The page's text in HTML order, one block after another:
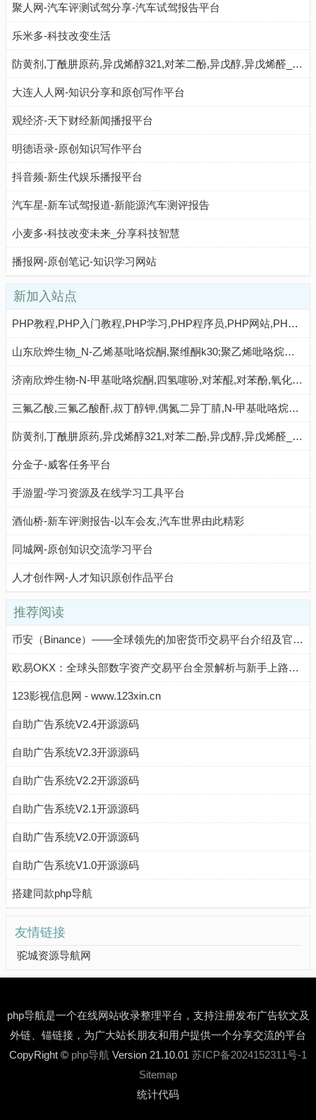
聚人网-汽车评测试驾分享-汽车试驾报告平台
乐米多-科技改变生活
防黄剂,丁酰肼原药,异戊烯醇321,对苯二酚,异戊醇,异戊烯醛_济南欣欣化工
大连人人网-知识分享和原创写作平台
观经济-天下财经新闻播报平台
明德语录-原创知识写作平台
抖音频-新生代娱乐播报平台
汽车星-新车试驾报道-新能源汽车测评报告
小麦多-科技改变未来_分享科技智慧
播报网-原创笔记-知识学习网站
新加入站点
PHP教程,PHP入门教程,PHP学习,PHP程序员,PHP网站,PHP视频教程,Mysql教程,CMS教程,PHP粉丝网 - PHP粉丝网
山东欣烨生物_N-乙烯基吡咯烷酮,聚维酮k30;聚乙烯吡咯烷酮,对苯二酚,乙醇钠,丁酰肼原药,固体甲醇钠
济南欣烨生物-N-甲基吡咯烷酮,四氢噻吩,对苯醌,对苯酚,氧化苯乙烯,间苯甲醚,环戊酮
三氟乙酸,三氟乙酸酐,叔丁醇钾,偶氮二异丁腈,N-甲基吡咯烷酮,二甲基二硫醚,异丁酸,对氯苯酚_山东欣烨化工
防黄剂,丁酰肼原药,异戊烯醇321,对苯二酚,异戊醇,异戊烯醛_济南欣欣化工
分金子-威客任务平台
手游盟-学习资源及在线学习工具平台
酒仙桥-新车评测报告-以车会友,汽车世界由此精彩
同城网-原创知识交流学习平台
人才创作网-人才知识原创作品平台
推荐阅读
币安（Binance）——全球领先的加密货币交易平台介绍及官方入口
欧易OKX：全球头部数字资产交易平台全景解析与新手上路指南
123影视信息网 - www.123xin.cn
自助广告系统V2.4开源源码
自助广告系统V2.3开源源码
自助广告系统V2.2开源源码
自助广告系统V2.1开源源码
自助广告系统V2.0开源源码
自助广告系统V1.0开源源码
搭建同款php导航
友情链接
驼城资源导航网
php导航是一个在线网站收录整理平台，支持注册发布广告软文及
外链、锚链接，为广大站长朋友和用户提供一个分享交流的平台
CopyRight © php导航 Version 21.10.01 苏ICP备2024152311号-1
Sitemap
统计代码